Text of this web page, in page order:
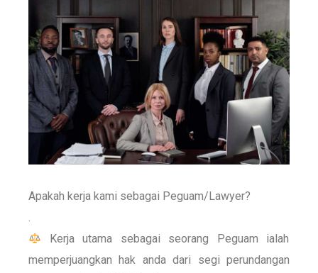
Apakah kerja kami sebagai Peguam/Lawyer?
.
Kerja utama sebagai seorang Peguam ialah
memperjuangkan hak anda dari segi perundangan